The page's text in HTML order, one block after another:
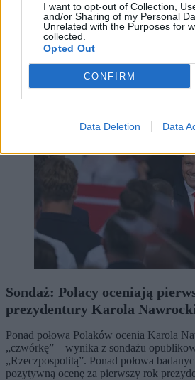
I want to opt-out of Collection,
and/or Sharing of my Personal
Unrelated with the Purposes for
collected.
Opted Out
CONFIRM
Data Deletion Data
Kraj
Sondaż: Polacy oceniają
prezydentury Karola
Ponad połowa Polaków ocenia Karola
„czwórkę” – wynika z sondażu
„Rzeczpospolitą”. Ponad połowa
pozytywną ocenę za pierwszy rok